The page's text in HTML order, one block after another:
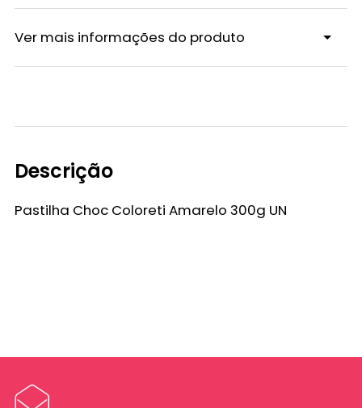
Ver mais informações do produto
Descrição
Pastilha Choc Coloreti Amarelo 300g UN